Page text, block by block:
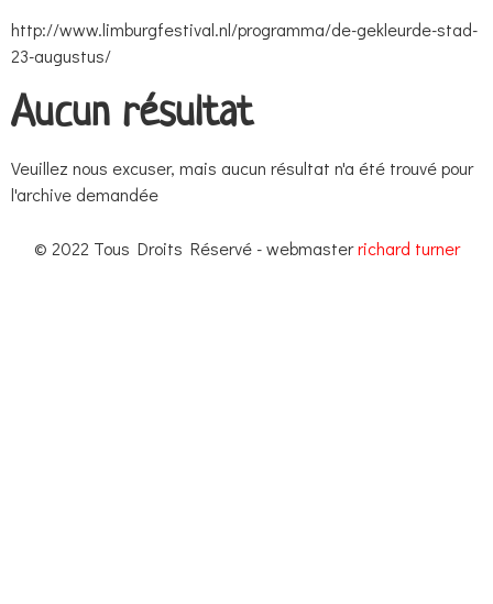
http://www.limburgfestival.nl/programma/de-gekleurde-stad-
23-augustus/
Aucun résultat
Veuillez nous excuser, mais aucun résultat n'a été trouvé pour
l'archive demandée
© 2022 Tous Droits Réservé - webmasterrichard turner